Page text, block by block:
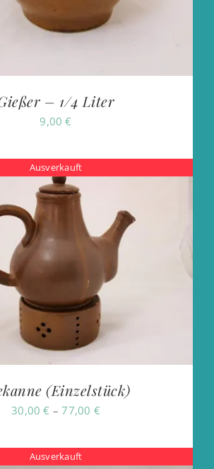
– 1/4 Liter
9,00€
Ausverkauft
(Einzelstück)
30,00€ –77,00 €Preisspanne:
bis
77,00 €
Ausverkauft